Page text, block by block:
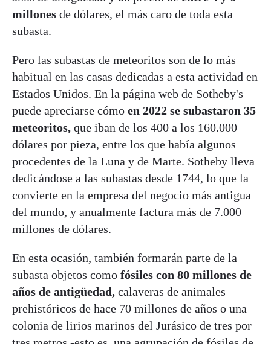
millones de dólares, el más caro de toda esta
subasta.
Pero las subastas de meteoritos son de lo más
habitual en las casas dedicadas a esta actividad en
Estados Unidos. En la página web de Sotheby's
puede apreciarse cómo en 2022 se subastaron 35
meteoritos, que iban de los 400 a los 160.000
dólares por pieza, entre los que había algunos
procedentes de la Luna y de Marte. Sotheby lleva
dedicándose a las subastas desde 1744, lo que la
convierte en la empresa del negocio más antigua
del mundo, y anualmente factura más de 7.000
millones de dólares.
En esta ocasión, también formarán parte de la
subasta objetos como fósiles con 80 millones de
años de antigüedad, calaveras de animales
prehistóricos de hace 70 millones de años o una
colonia de lirios marinos del Jurásico de tres por